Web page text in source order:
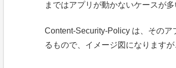
まではアプリが動かないケースが多
Content-Security-Policy は、その
るもので、イメージ図になります